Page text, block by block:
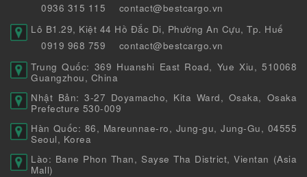
0936 315 115
contact@bestcargo.vn
Lô B1.29, Kiệt 44 Hồ Đắc Di, Phường An Cựu, Tp. Huế
0919 968 759
contact@bestcargo.vn
Trung Quốc: 369 Huanshi East Road, Yue Xiu, 510068
Guangzhou, China
Nhật Bản: 3-27 Doyamacho, Kita Ward, Osaka, Osaka
Prefecture 530-009
Hàn Quốc: 86, Mareunnae-ro, Jung-gu, Jung-Gu, 04555
Seoul, Korea
Lào: Bane Phon Than, Sayse Tha District, Vientan (Asia
Mall)